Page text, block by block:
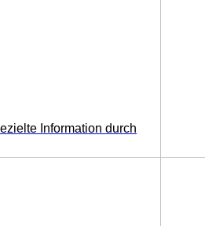
Information durch